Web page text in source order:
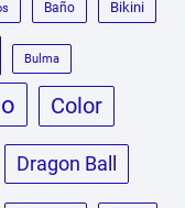
Baño Bikini
Bulma
Color
Dragon Ball